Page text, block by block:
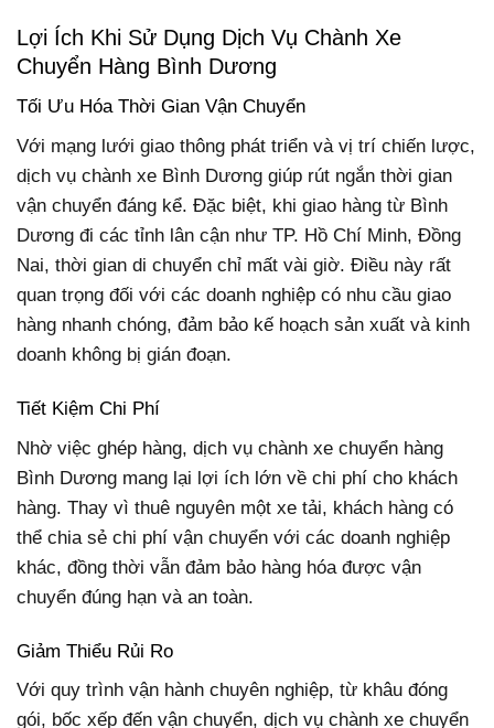
Lợi Ích Khi Sử Dụng Dịch Vụ Chành Xe
Chuyển Hàng Bình Dương
Tối Ưu Hóa Thời Gian Vận Chuyển
Với mạng lưới giao thông phát triển và vị trí chiến lược,
dịch vụ chành xe Bình Dương giúp rút ngắn thời gian
vận chuyển đáng kể. Đặc biệt, khi giao hàng từ Bình
Dương đi các tỉnh lân cận như TP. Hồ Chí Minh, Đồng
Nai, thời gian di chuyển chỉ mất vài giờ. Điều này rất
quan trọng đối với các doanh nghiệp có nhu cầu giao
hàng nhanh chóng, đảm bảo kế hoạch sản xuất và kinh
doanh không bị gián đoạn.
Tiết Kiệm Chi Phí
Nhờ việc ghép hàng, dịch vụ chành xe chuyển hàng
Bình Dương mang lại lợi ích lớn về chi phí cho khách
hàng. Thay vì thuê nguyên một xe tải, khách hàng có
thể chia sẻ chi phí vận chuyển với các doanh nghiệp
khác, đồng thời vẫn đảm bảo hàng hóa được vận
chuyển đúng hạn và an toàn.
Giảm Thiểu Rủi Ro
Với quy trình vận hành chuyên nghiệp, từ khâu đóng
gói, bốc xếp đến vận chuyển, dịch vụ chành xe chuyển